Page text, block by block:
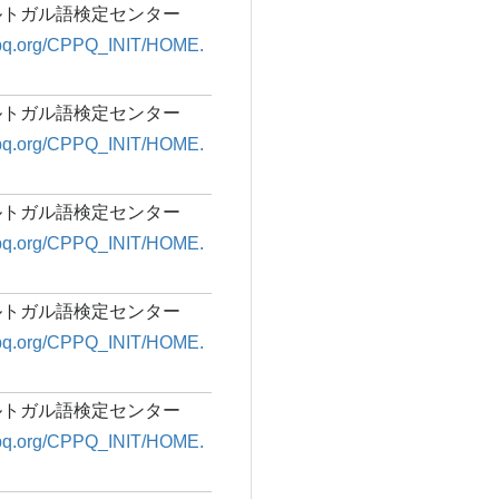
ガル語検定センター
CPPQ_INIT/HOME.
ガル語検定センター
CPPQ_INIT/HOME.
ガル語検定センター
CPPQ_INIT/HOME.
ガル語検定センター
CPPQ_INIT/HOME.
ガル語検定センター
CPPQ_INIT/HOME.